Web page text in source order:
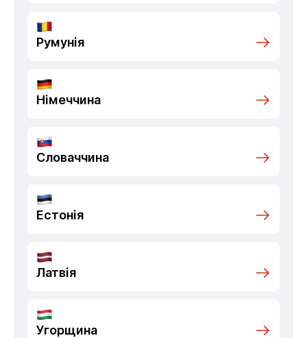
Румунія
Німеччина
Словаччина
Естонія
Латвія
Угорщина